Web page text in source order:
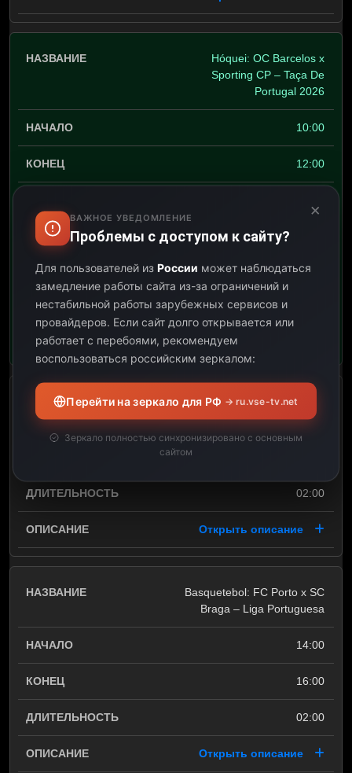
Hóquei: OC Barcelos x
Sporting CP – Taça De
Portugal 2026
10:00
12:00
Открыть описание
Assiste ao jogo da Taça
de Portugal de Hóquei em
Patins entre OC Barcelos
x Sporting CP – Final
12:00
02:00
Открыть описание
Basquetebol: FC Porto x SC
Braga – Liga Portuguesa
14:00
16:00
02:00
Открыть описание
×
ВАЖНОЕ УВЕДОМЛЕНИЕ
Проблемы с доступом к сайту?
Для пользователей из России может наблюдаться
замедление работы сайта из-за ограничений и
нестабильной работы зарубежных сервисов и
провайдеров. Если сайт долго открывается или
работает с перебоями, рекомендуем
воспользоваться российским зеркалом:
Перейти на зеркало для РФ → ru.vse-tv.net
Зеркало полностью синхронизировано с основным
сайтом